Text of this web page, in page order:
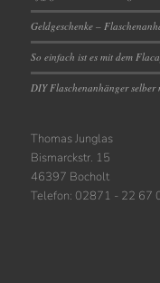
Geldgeschenke –
So einfach ist es mit dem
DIY Flaschenanhänger selber
Thomas Junglas
Bismarckstr. 15
46397 Bocholt
Telefon: 02871 - 22 67